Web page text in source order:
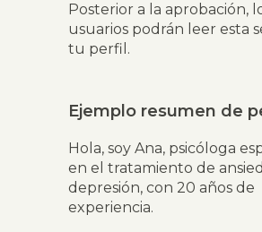
Posterior a la aprobación,
usuarios podrán leer esta
tu perfil.
Ejemplo resumen de
Hola, soy Ana, psicóloga
en el tratamiento de
depresión, con 20 años de
experiencia.